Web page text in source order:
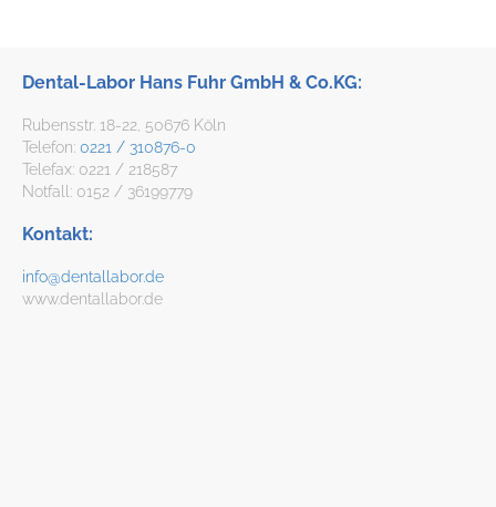
Dental-Labor Hans Fuhr GmbH & Co.KG:
Rubensstr. 18-22, 50676 Köln
Telefon: 0221 / 310876-0
Telefax: 0221 / 218587
Notfall: 0152 / 36199779
Kontakt:
info@dentallabor.de
www.dentallabor.de